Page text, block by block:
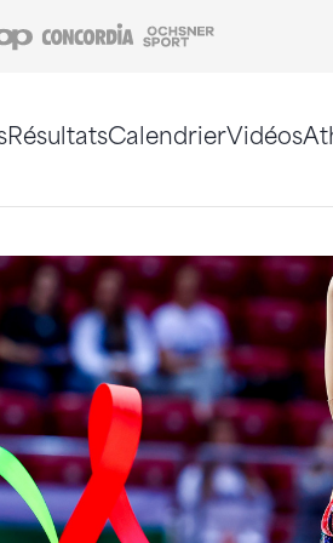
Coop Concordia
RésultatsCalendrierVidéos